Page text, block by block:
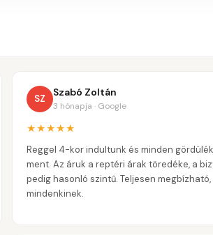
SZ Szabó Zoltán
3 hónapja · Google
★★★★★
Reggel 4-kor indultunk és minden
ment. Az áruk a reptéri árak töredéke, a
pedig hasonló szintű. Teljesen megbízható,
mindenkinek.